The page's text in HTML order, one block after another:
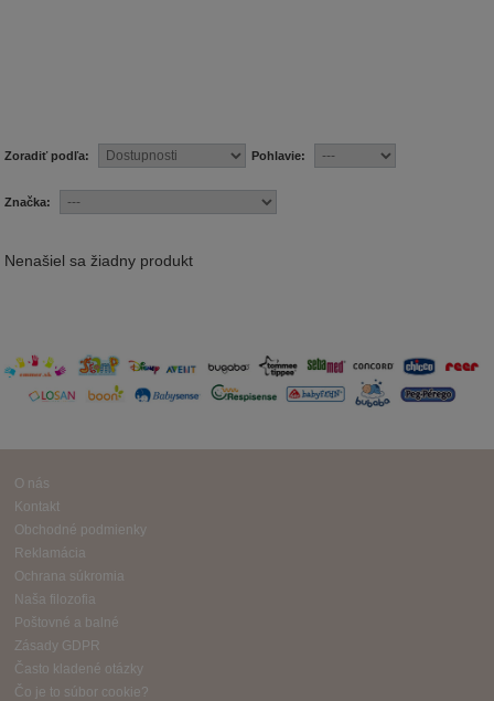
Zoradiť podľa: Pohlavie:
Značka:
Nenašiel sa žiadny produkt
O nás
Kontakt
Obchodné podmienky
Reklamácia
Ochrana súkromia
Naša filozofia
Poštovné a balné
Zásady GDPR
Často kladené otázky
Čo je to súbor cookie?